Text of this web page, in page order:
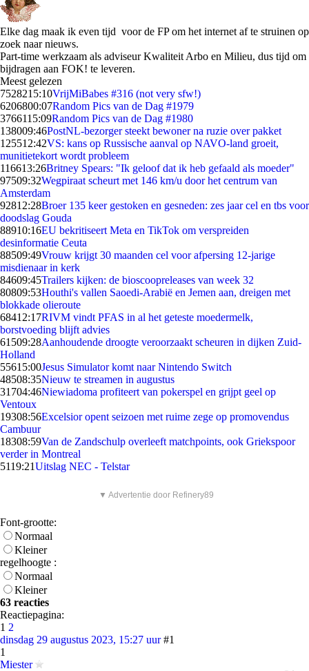
Elke dag maak ik even tijd voor de FP om het internet af te struinen op
zoek naar nieuws.
Part-time werkzaam als adviseur Kwaliteit Arbo en Milieu, dus tijd om
bijdragen aan FOK! te leveren.
Meest gelezen
7528215:10VrijMiBabes #316 (not very sfw!)
6206800:07Random Pics van de Dag #1979
3766115:09Random Pics van de Dag #1980
138009:46PostNL-bezorger steekt bewoner na ruzie over pakket
125512:42VS: kans op Russische aanval op NAVO-land groeit,
munitietekort wordt probleem
116613:26Britney Spears: "Ik geloof dat ik heb gefaald als moeder"
97509:32Wegpiraat scheurt met 146 km/u door het centrum van
Amsterdam
92812:28Broer 135 keer gestoken en gesneden: zes jaar cel en tbs voor
doodslag Gouda
88910:16EU bekritiseert Meta en TikTok om verspreiden
desinformatie Ceuta
88509:49Vrouw krijgt 30 maanden cel voor afpersing 12-jarige
misdienaar in kerk
84609:45Trailers kijken: de bioscoopreleases van week 32
80809:53Houthi's vallen Saoedi-Arabië en Jemen aan, dreigen met
blokkade olieroute
68412:17RIVM vindt PFAS in al het geteste moedermelk,
borstvoeding blijft advies
61509:28Aanhoudende droogte veroorzaakt scheuren in dijken Zuid-
Holland
55615:00Jesus Simulator komt naar Nintendo Switch
48508:35Nieuw te streamen in augustus
31704:46Niewiadoma profiteert van pokerspel en grijpt geel op
Ventoux
19308:56Excelsior opent seizoen met ruime zege op promovendus
Cambuur
18308:59Van de Zandschulp overleeft matchpoints, ook Griekspoor
verder in Montreal
5119:21Uitslag NEC - Telstar
▼ Advertentie door Refinery89
Font-grootte:
Normaal
Kleiner
regelhoogte :
Normaal
Kleiner
63 reacties
Reactiepagina:
1 2
dinsdag 29 augustus 2023, 15:27 uur #1
1
Miester